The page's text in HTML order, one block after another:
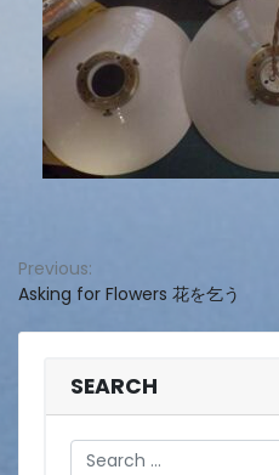
投
稿
Previous:
Asking for Flowers 花を乞う
SEARCH
Search